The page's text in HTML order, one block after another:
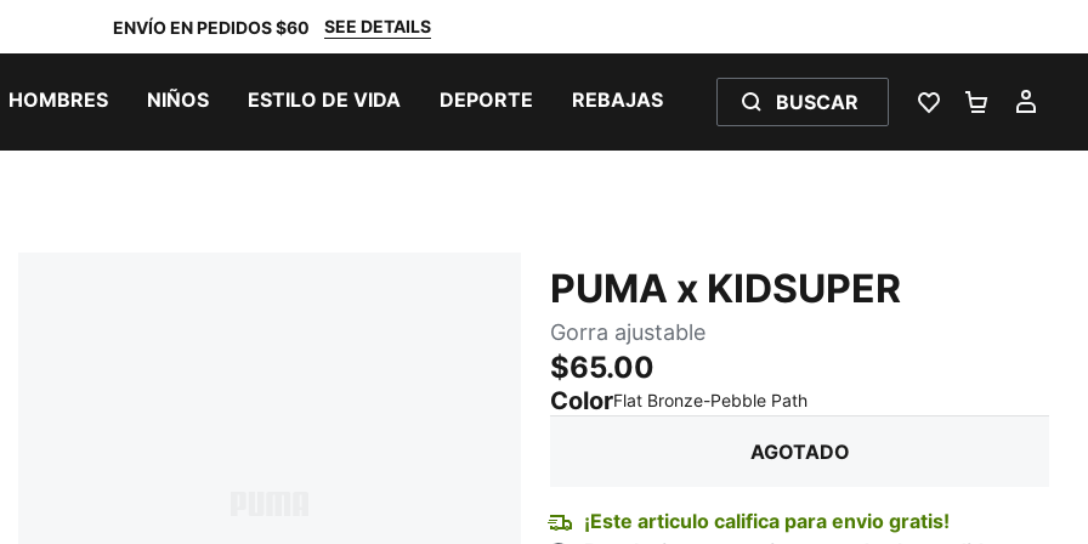
ENVÍO EN PEDIDOS $60 SEE DETAILS
HOMBRES NIÑOS ESTILO DE VIDA DEPORTE REBAJAS BUSCAR
LISTA DE
PUMA x KIDSUPER
Gorra ajustable
$65.00
ColorFlat Bronze-Pebble Path:
AGOTADO
¡Este articulo califica para envio gratis!